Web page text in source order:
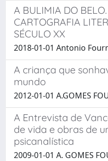
A BULIMIA DO
CARTOGRAFIA
SÉCULO XX
2018-01-01 Antonio
A criança que
mundo
2012-01-01 A.GOMES
A Entrevista de
de vida e obras de
psicanalística
2009-01-01 A. GOMES